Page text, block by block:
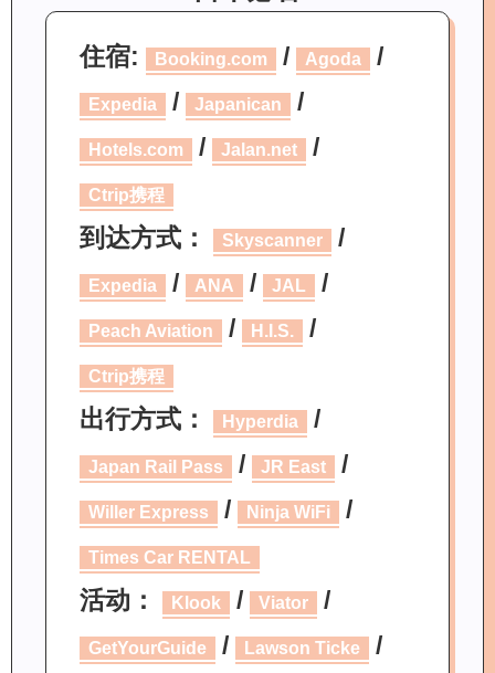
住宿: Booking.com / Agoda /
Expedia / Japanican /
Hotels.com / Jalan.net /
Ctrip携程
到达方式： Skyscanner /
Expedia / ANA / JAL /
Peach Aviation / H.I.S. /
Ctrip携程
出行方式： Hyperdia /
Japan Rail Pass / JR East /
Willer Express / Ninja WiFi /
Times Car RENTAL
活动： Klook / Viator /
GetYourGuide / Lawson Ticke /